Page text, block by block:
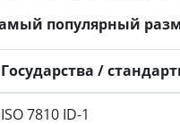
популярный
Государства /
ISO 7810 ID-1